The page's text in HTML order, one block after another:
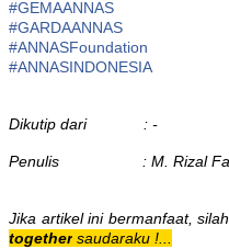
#GEMAANNAS
#GARDAANNAS
#ANNASFoundation
#ANNASINDONESIA
Dikutip dari : -
Penulis : M. Rizal
Jika artikel ini bermanfaat,
together saudaraku !...